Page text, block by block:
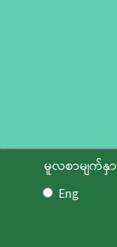
မူလစာမျက်နှာ
Eng